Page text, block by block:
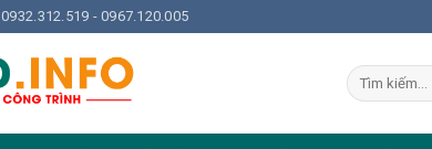
0932.312.519 - 0967.120.005